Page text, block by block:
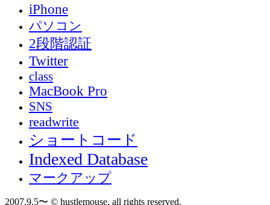
iPhone
パソコン
2段階認証
Twitter
class
MacBook Pro
SNS
readwrite
ショートコード
Indexed Database
マークアップ
2007.9.5〜 © hustlemouse, all rights reserved.